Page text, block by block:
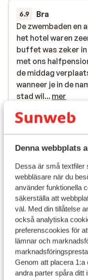
Denna webbplats
Dessa är små textfiler
webbläsare när du
använder funktionella
säkerställa att
väl. Med din tillåtelse
också analytiska
preferenscookies för
lämnar och
Genom att placera
andra parter spåra ditt
6.9 Bra
De zwembaden en
het hotel waren
buffet was zeker
met ons
de middag
wanneer je in de
stad wil, wat
kamers: op de ene
andere kamer liep
putje in de douche
badkamer volledig
zaken hadden we
de rookgeur
maar we moesten
voor ze effectief
doucheputje
daar hielpen ze
poetsdienst was
ze verstonden ook
de communicatie
De zwembaden en
het hotel waren
buffet was zeker
met ons
de middag
wanneer je in de
stad wil... mer
Anonym
Visa
Läge